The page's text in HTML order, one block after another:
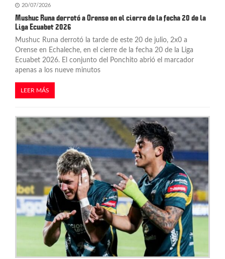
20/07/2026
Mushuc Runa derrotó a Orense en el cierre de la fecha 20 de la
Liga Ecuabet 2026
Mushuc Runa derrotó la tarde de este 20 de julio, 2x0 a
Orense en Echaleche, en el cierre de la fecha 20 de la Liga
Ecuabet 2026. El conjunto del Ponchito abrió el marcador
apenas a los nueve minutos
LEER MÁS